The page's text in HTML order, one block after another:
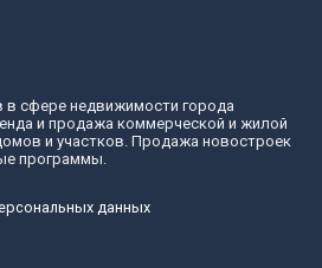
сфере недвижимости города
и продажа коммерческой и жилой
и участков. Продажа новостроек
программы.
данных